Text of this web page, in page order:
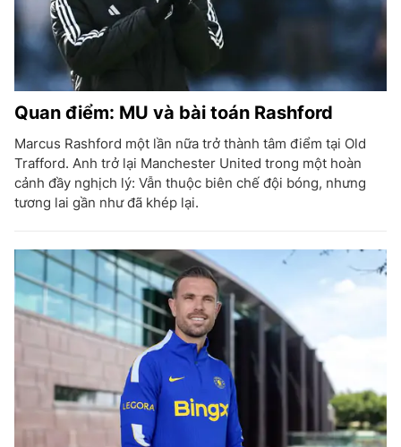
Quan điểm: MU và bài toán Rashford
Marcus Rashford một lần nữa trở thành tâm điểm tại Old
Trafford. Anh trở lại Manchester United trong một hoàn
cảnh đầy nghịch lý: Vẫn thuộc biên chế đội bóng, nhưng
tương lai gần như đã khép lại.